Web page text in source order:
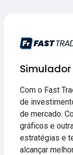
Com o Fast
de
de mercado.
gráficos e
estratégias e
alcançar